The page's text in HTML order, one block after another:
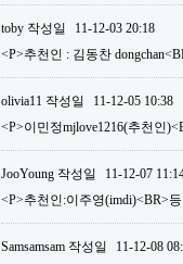
toby 작성일
11-12-03 20:18
<P>추천인 : 김동찬
olivia11 작성일
11-12-05 10:38
<P>이민정mjlove1216(추천인
JooYoung 작성일
11-12-07
<P>추천인:이주영(imdi)<BR>
Samsamsam 작성일
11-12-08